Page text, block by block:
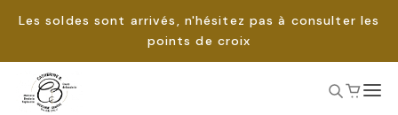
Les soldes sont arrivés, n'hésitez pas à consulter les
points de croix
Passer